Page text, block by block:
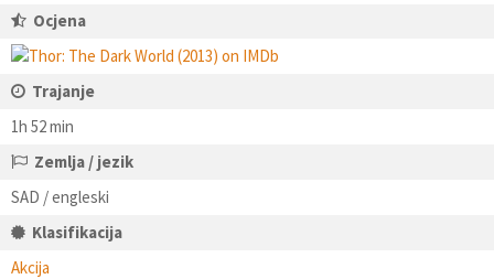
Ocjena
Trajanje
1h 52 min
Zemlja / jezik
SAD / engleski
Klasifikacija
Akcija